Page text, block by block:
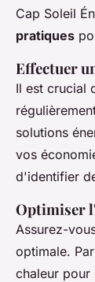
Cap Soleil
pratiques
Effectuer
Il est crucial
solutions
vos
d'identifier
Optimiser
Assurez-
optimale.
chaleur pour